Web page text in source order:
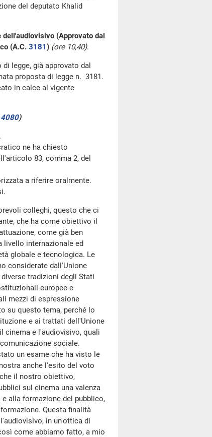
del deputato Khalid
(Approvato dal
(A.C. 3181) (ore 10,40).
legge, già approvato dal
proposta di legge n. 3181.
in calce al vigente
4080)
ne ha chiesto
83, comma 2, del
a riferire oralmente.
colleghi, questo che ci
che ha come obiettivo il
come già ben
livello internazionale ed
globale e tecnologica. Le
considerate dall'Unione
tradizioni degli Stati
europee e
mezzi di espressione
su questo tema, perché lo
e ai trattati dell'Unione
cinema e l'audiovisivo, quali
sociale.
un esame che ha visto le
anche l'esito del voto
il nostro obiettivo,
sul cinema una valenza
alla formazione del pubblico,
Questa finalità
in un'ottica di
come abbiamo fatto, a mio